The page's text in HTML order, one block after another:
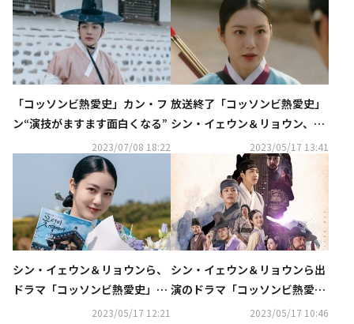
「コッソンビ熱愛史」カン・フ
ン“演技がますます面白くなる”
2023/07/08 18:22
放送終了「コッソンビ熱愛史」
シン・イェウン＆リョウン、2
人が迎えた結末とは？【ネタバ
2023/05/17 13:41
シン・イェウン＆リョウンら、
ドラマ「コッソンビ熱愛史」放
送終了の感想を語る2023/05/17 12:21
シン・イェウン＆リョウンら出
演のドラマ「コッソンビ熱愛
史」視聴率5％を記録…自己最
2023/05/17 10:46